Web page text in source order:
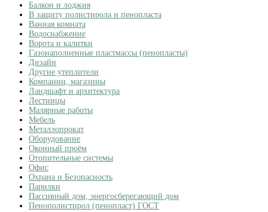
Балкон и лоджия
В защиту полистирола и пенопласта
Ванная комната
Водоснабжение
Ворота и калитки
Газонаполненные пластмассы (пенопласты)
Дизайн
Другие утеплители
Компании, магазины
Ландшафт и архитектура
Лестницы
Малярные работы
Мебель
Металлопрокат
Оборудование
Оконный проём
Отопительные системы
Офис
Охрана и Безопасность
Парилки
Пассивный дом, энергосберегающий дом
Пенополистирол (пенопласт) ГОСТ